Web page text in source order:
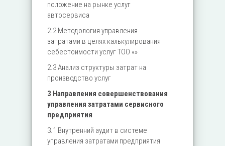
положение на рынке услуг
автосервиса
2.2 Методология управления
затратами в целях калькулирования
себестоимости услуг ТОО «»
2.3 Анализ структуры затрат на
производство услуг
3 Направления совершенствования
управления затратами сервисного
предприятия
3.1 Внутренний аудит в системе
управления затратами предприятия